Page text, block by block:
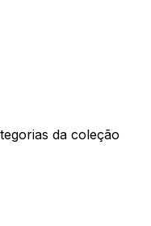
da coleção